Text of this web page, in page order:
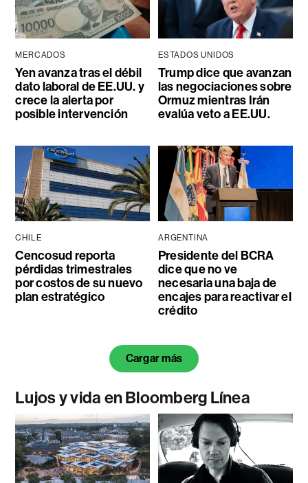
MERCADOS
Yen avanza tras el débil
dato laboral de EE.UU. y
crece la alerta por
posible intervención
ESTADOS UNIDOS
Trump dice que avanzan
las negociaciones sobre
Ormuz mientras Irán
evalúa veto a EE.UU.
CHILE
Cencosud reporta
pérdidas trimestrales
por costos de su nuevo
plan estratégico
ARGENTINA
Presidente del BCRA
dice que no ve
necesaria una baja de
encajes para reactivar el
crédito
Cargar más
Lujos y vida en Bloomberg Línea